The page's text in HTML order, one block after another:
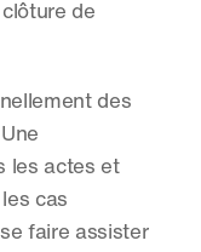
de
des
les actes et
cas
faire assister